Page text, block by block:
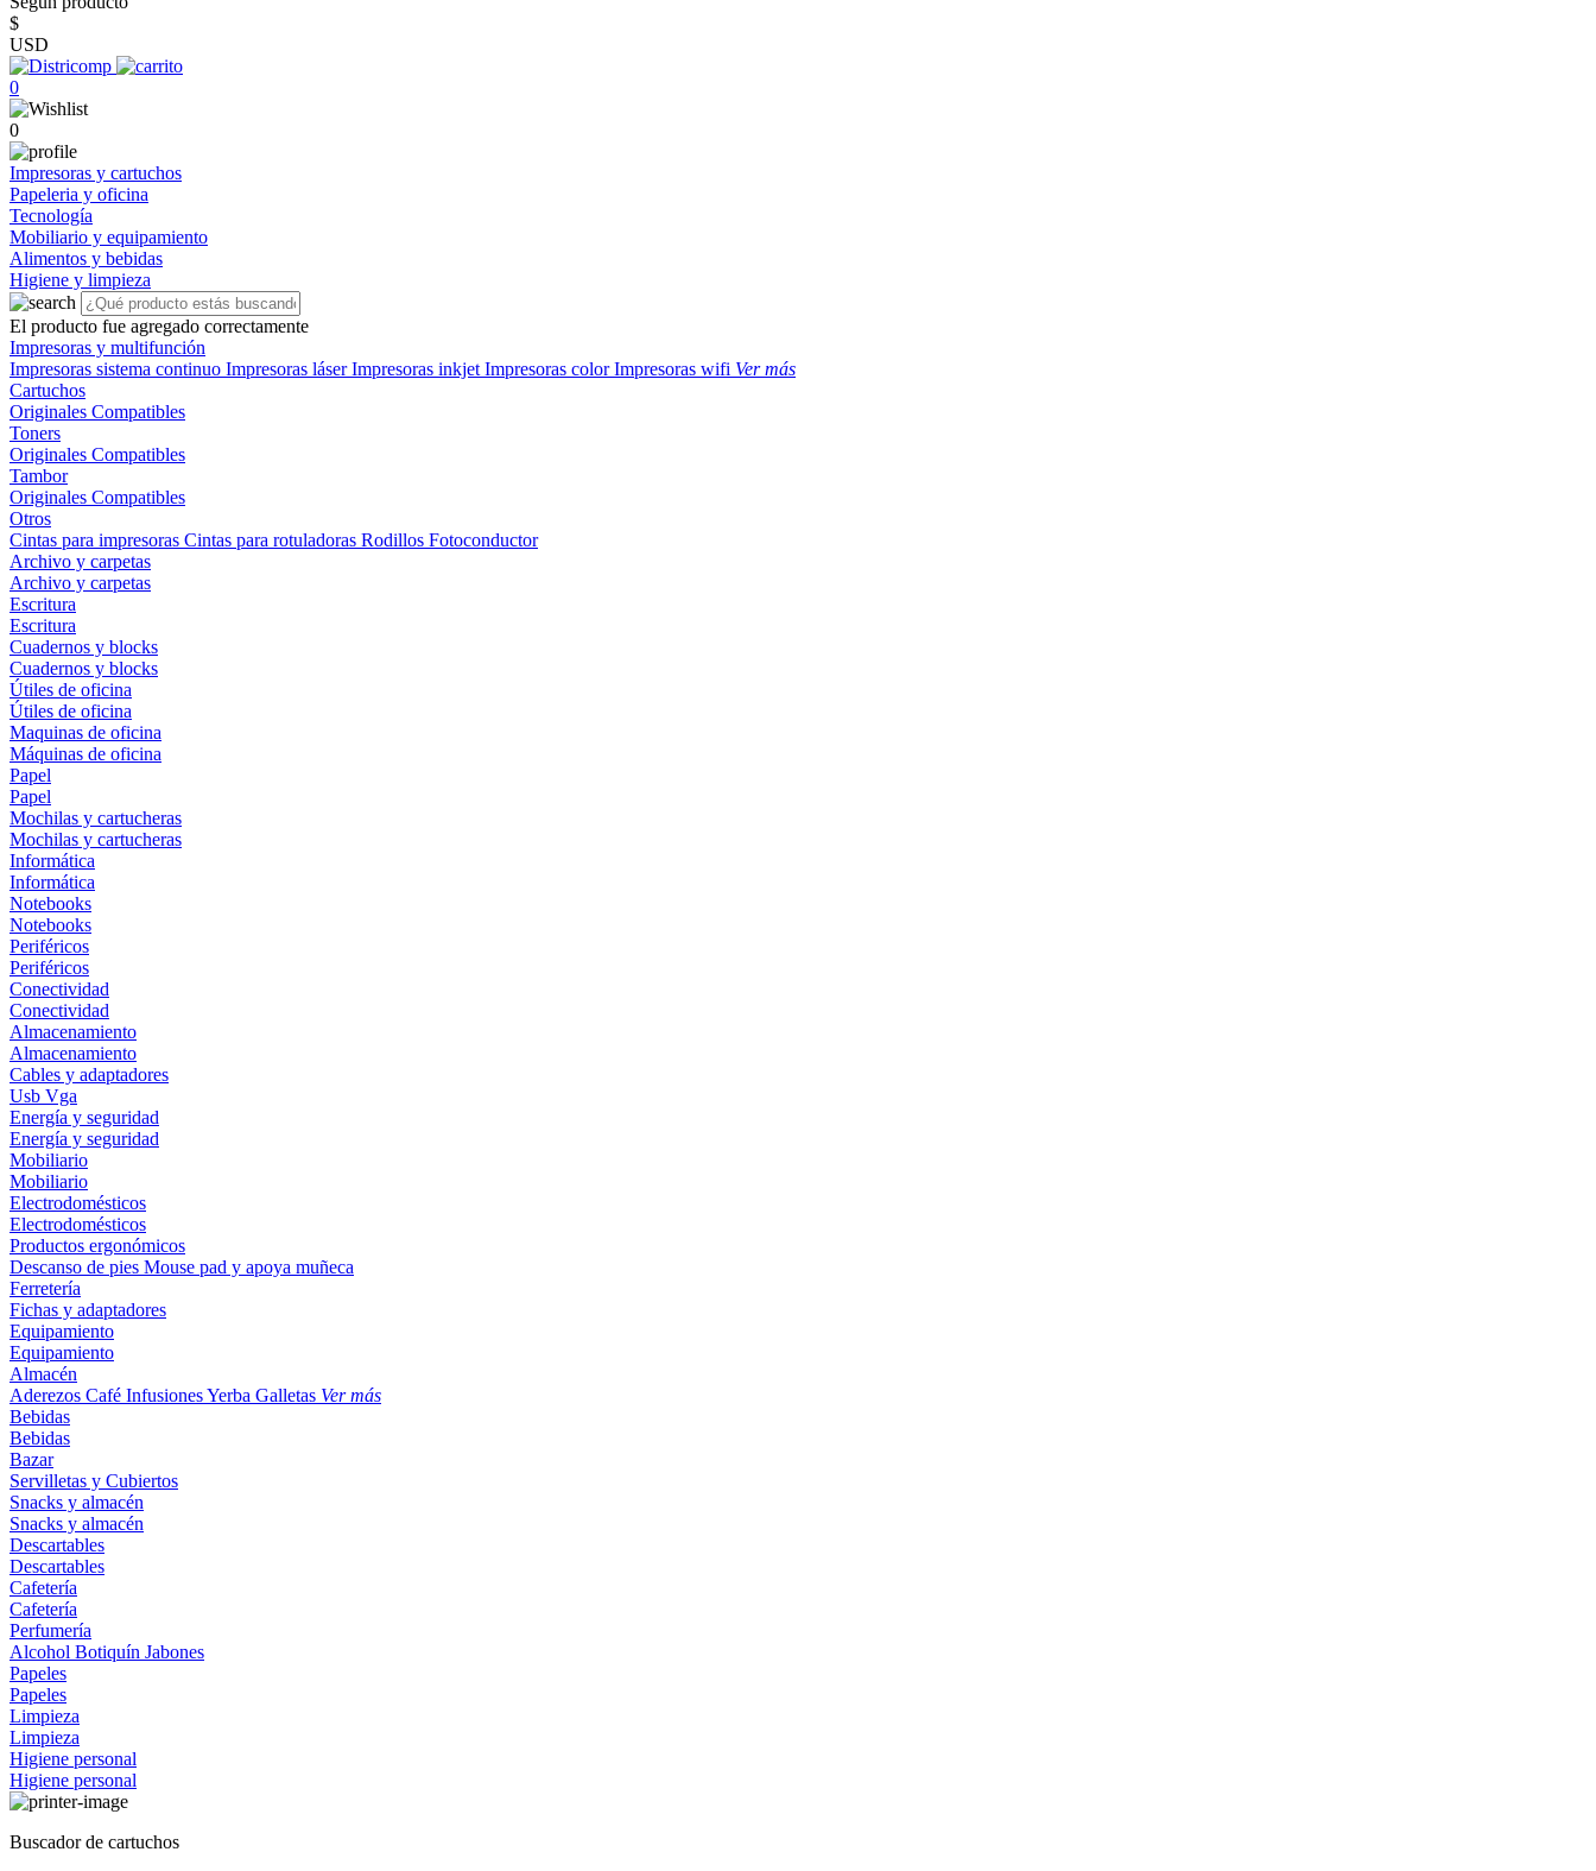
$
USD
0
0
Impresoras y cartuchos
Papeleria y oficina
Tecnología
Mobiliario y equipamiento
Alimentos y bebidas
Higiene y limpieza
El producto fue agregado correctamente
Impresoras y multifunción
Impresoras sistema continuo Impresoras láserImpresoras inkjet Impresoras colorImpresoras wifi Ver más
Cartuchos
Originales Compatibles
Toners
Originales Compatibles
Tambor
Originales Compatibles
Otros
Cintas para impresoras Cintas para rotuladoras Rodillos Fotoconductor
Archivo y carpetas
Archivo y carpetas
Escritura
Escritura
Cuadernos y blocks
Cuadernos y blocks
Útiles de oficina
Útiles de oficina
Maquinas de oficina
Máquinas de oficina
Papel
Papel
Mochilas y cartucheras
Mochilas y cartucheras
Informática
Informática
Notebooks
Notebooks
Periféricos
Periféricos
Conectividad
Conectividad
Almacenamiento
Almacenamiento
Cables y adaptadores
Usb Vga
Energía y seguridad
Energía y seguridad
Mobiliario
Mobiliario
Electrodomésticos
Electrodomésticos
Productos ergonómicos
Descanso de pies Mouse pad y apoya muñeca
Ferretería
Fichas y adaptadores
Equipamiento
Equipamiento
Almacén
Aderezos Café InfusionesYerba Galletas Ver más
Bebidas
Bebidas
Bazar
Servilletas y Cubiertos
Snacks y almacén
Snacks y almacén
Descartables
Descartables
Cafetería
Cafetería
Perfumería
Alcohol Botiquín Jabones
Papeles
Papeles
Limpieza
Limpieza
Higiene personal
Higiene personal
Buscador de cartuchos